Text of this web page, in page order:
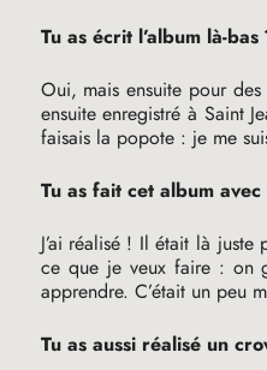
Tu as écrit l’album là-bas
Oui, mais ensuite pour des
ensuite enregistré à Saint
faisais la popote : je me
Tu as fait cet album
J’ai réalisé ! Il était là juste
ce que je veux faire : on
apprendre. C’était un peu
Tu as aussi réalisé un